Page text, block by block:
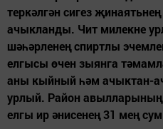
теркәлгән сигез
ачыкланды. Чит милекне
шәһәрленең спиртлы
елгысы өчен зыянга
аны кыйный һәм ачыктан-
урлый. Район авылларының
елгы ир әнисенең 31 мең